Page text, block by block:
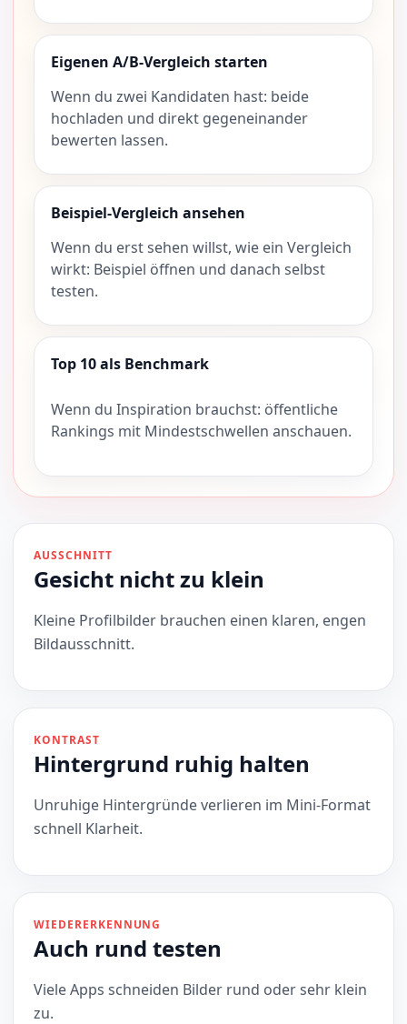
Eigenen A/B-Vergleich starten
Wenn du zwei Kandidaten hast: beide
hochladen und direkt gegeneinander
bewerten lassen.
Beispiel-Vergleich ansehen
Wenn du erst sehen willst, wie ein Vergleich
wirkt: Beispiel öffnen und danach selbst
testen.
Top 10 als Benchmark
Wenn du Inspiration brauchst: öffentliche
Rankings mit Mindestschwellen anschauen.
AUSSCHNITT
Gesicht nicht zu klein
Kleine Profilbilder brauchen einen klaren, engen
Bildausschnitt.
KONTRAST
Hintergrund ruhig halten
Unruhige Hintergründe verlieren im Mini-Format
schnell Klarheit.
WIEDERERKENNUNG
Auch rund testen
Viele Apps schneiden Bilder rund oder sehr klein
zu.